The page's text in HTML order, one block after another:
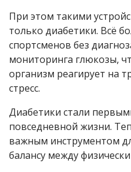
При этом такими
только диабетики. Всё
спортсменов без
мониторинга глюкозы,
организм реагирует на
стресс.
Диабетики стали
повседневной жизни.
важным инструментом
балансу между